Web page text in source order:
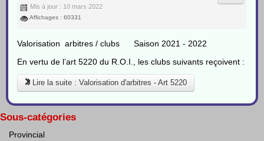
Mis à jour : 10 mars 2022
Affichages : 60331
Valorisation arbitres / clubs Saison 2021 - 2022
En vertu de l’art 5220 du R.O.I., les clubs suivants reçoivent :
Lire la suite : Valorisation d'arbitres - Art 5220
Sous-catégories
Provincial